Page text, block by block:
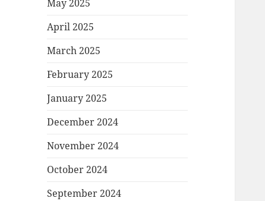
May 2025
April 2025
March 2025
February 2025
January 2025
December 2024
November 2024
October 2024
September 2024